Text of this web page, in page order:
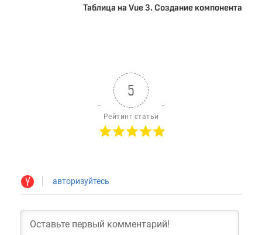
Таблица на Vue 3. Создание компонента
5
Рейтинг статьи
авторизуйтесь